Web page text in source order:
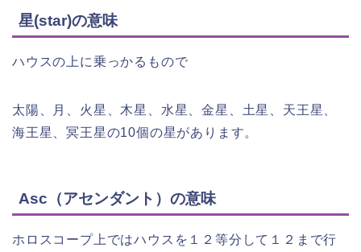
星(star)の意味
ハウスの上に乗っかるもので
太陽、月、火星、木星、水星、金星、土星、天王星、
海王星、冥王星の10個の星があります。
Asc（アセンダント）の意味
ホロスコープ上ではハウスを１２等分して１２まで行